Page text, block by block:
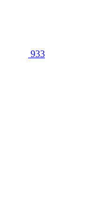
933